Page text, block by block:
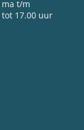
ma t/m
17.00 uur